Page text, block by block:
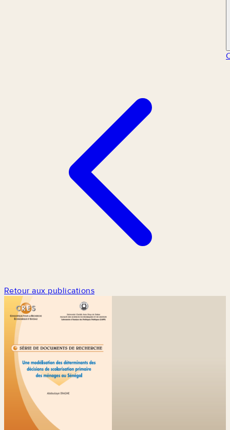
Retour aux publications